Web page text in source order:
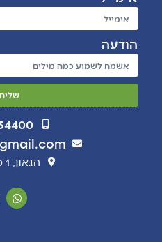
הודעה
הגאון, 1 פרדס חנה